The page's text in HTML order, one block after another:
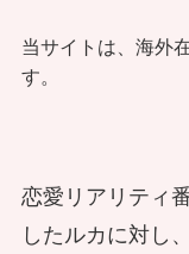
当サイトは、海外
す。
恋愛リアリティ
したルカに対し